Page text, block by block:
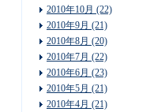
2010年10月 (22)
2010年9月 (21)
2010年8月 (20)
2010年7月 (22)
2010年6月 (23)
2010年5月 (21)
2010年4月 (21)